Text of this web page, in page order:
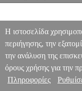
Η ιστοσελίδα
περιήγησης, την
την ανάλυση της
όρους χρήσης για την
Πληροφορίες